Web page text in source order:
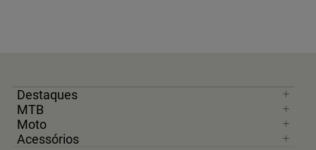
Destaques
MTB
Moto
Acessórios